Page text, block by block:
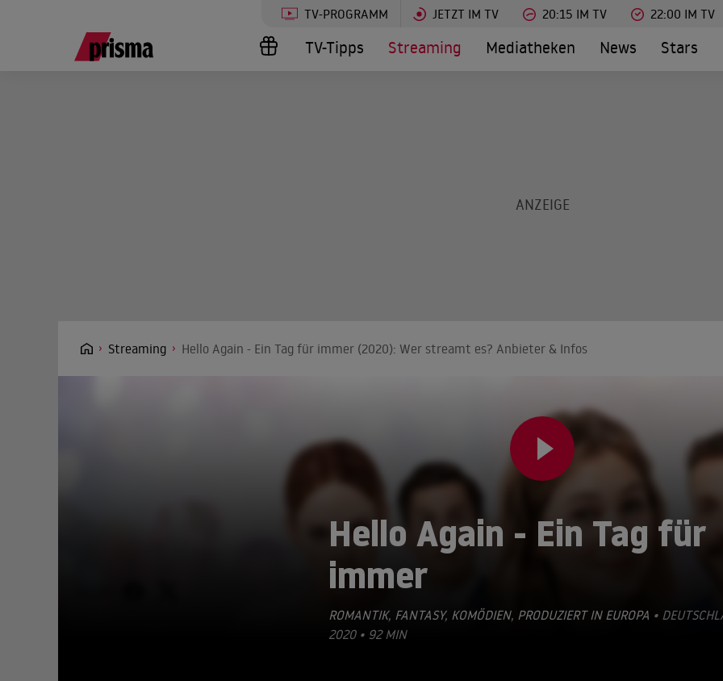
TV-PROGRAMM JETZT IM TV 20:15 IM TV 22:00 IM TV
TV-Tipps Streaming Mediatheken News Stars
Streaming Hello Again - Ein Tag für immer (2020): Wer streamt es? Anbieter & Infos
Hello Again - Ein Tag für
immer
ROMANTIK, FANTASY, KOMÖDIEN, PRODUZIERT IN EUROPA •
2020 • 92 MIN